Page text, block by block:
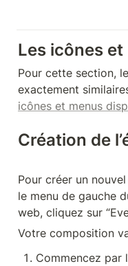
Les icônes
Pour cette section,
icônes et menus
Création de
Pour créer un
le menu de gauche
web, cliquez sur
Votre composition
Commencez par